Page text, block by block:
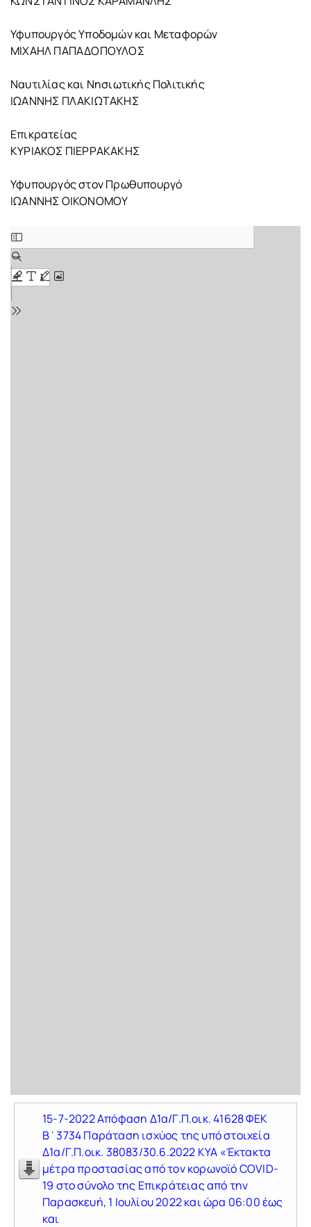
Υφυπουργός Υποδομών και Μεταφορών
ΜΙΧΑΗΛ ΠΑΠΑΔΟΠΟΥΛΟΣ
Ναυτιλίας και Νησιωτικής Πολιτικής
ΙΩΑΝΝΗΣ ΠΛΑΚΙΩΤΑΚΗΣ
Επικρατείας
ΚΥΡΙΑΚΟΣ ΠΙΕΡΡΑΚΑΚΗΣ
Υφυπουργός στον Πρωθυπουργό
ΙΩΑΝΝΗΣ ΟΙΚΟΝΟΜΟΥ
15-7-2022 Απόφαση Δ1α/Γ.Π.οικ. 41628 ΦΕΚ
Β΄3734 Παράταση ισχύος της υπό στοιχεία
Δ1α/Γ.Π.οικ. 38083/30.6.2022 ΚΥΑ «Έκτακτα
μέτρα προστασίας από τον κορωνοϊό COVID-
19 στο σύνολο της Επικράτειας από την
Παρασκευή, 1 Ιουλίου 2022 και ώρα 06:00 έως
και